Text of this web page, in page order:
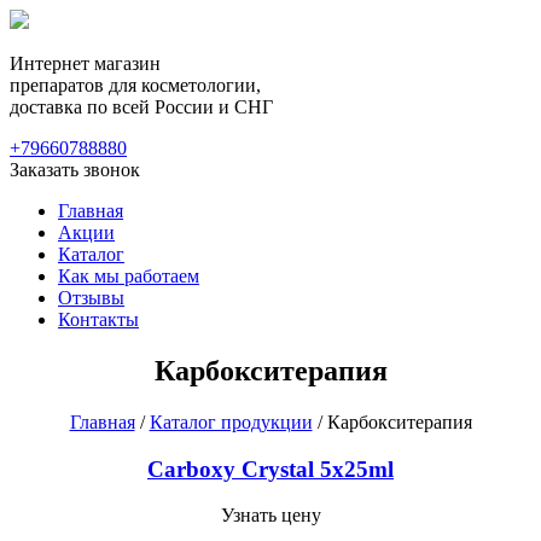
Интернет магазин
препаратов для косметологии,
доставка по всей России и СНГ
+79660788880
Заказать звонок
Главная
Акции
Каталог
Как мы работаем
Отзывы
Контакты
Карбокситерапия
Главная/Каталог продукции / Карбокситерапия
Carboxy Crystal 5x25ml
Узнать цену